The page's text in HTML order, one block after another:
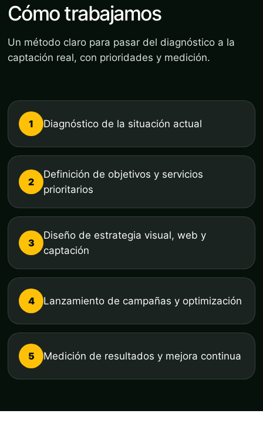
Cómo trabajamos
Un método claro para pasar del diagnóstico a la
captación real, con prioridades y medición.
1 Diagnóstico de la situación actual
2
Definición de objetivos y servicios
prioritarios
3
Diseño de estrategia visual, web y
captación
4 Lanzamiento de campañas y optimización
5 Medición de resultados y mejora continua